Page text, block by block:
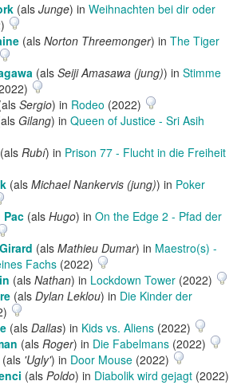
(als Junge) in Weihnachten bei dir oder
(als Norton Threemonger) in The Tiger
(als Seiji Amasawa (jung)) in Stimme
Sergio) in Rodeo (2022)
Gilang) in Queen of Justice - Sri Asih
(als Rubí) in Prison 77 - Flucht in die Freiheit
(als Michael Nankervis (jung)) in Poker
Pac (als Hugo) in On the Edge 2 - Pfad der
(als Mathieu Dumar) in Maestro(s) -
Fachs (2022)
(als Nathan) in Lockdown Tower (2022)
(als Dylan Leklou) in Die Kinder der
(als Dallas) in Kids vs. Aliens (2022)
(als Roger) in Die Fabelmans (2022)
(als 'Ugly') in Door Mouse (2022)
(als Poldo) in Diabolik wird gejagt (2022)